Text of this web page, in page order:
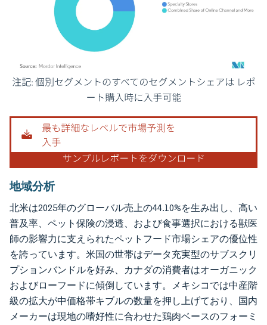
画像 © Mordor Intelligence。再利用にはCC BY 4.0の表示が必要です。
地域分析
北米は2025年のグローバル売上の44.10%を生み出し、高い
普及率、ペット保険の浸透、および食事選択における獣医
師の影響力に支えられたペットフード市場シェアの優位性
を誇っています。米国の世帯はデータ充実型のサブスクリ
プションバンドルを好み、カナダの消費者はオーガニック
およびローフードに傾倒しています。メキシコでは中産階
級の拡大が中価格帯キブルの数量を押し上げており、国内
メーカーは現地の嗜好性に合わせた鶏肉ベースのフォーミ